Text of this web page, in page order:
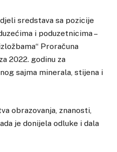
sredstava sa pozicije
i poduzetnicima –
Proračuna
2022. godinu za
sajma minerala, stijena i
obrazovanja, znanosti,
je donijela odluke i dala